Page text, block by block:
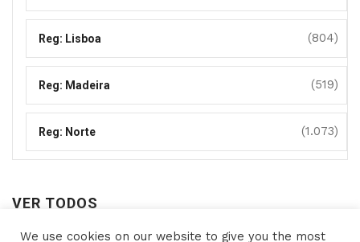
Reg: Lisboa (804)
Reg: Madeira (519)
Reg: Norte (1.073)
VER TODOS
We use cookies on our website to give you the most